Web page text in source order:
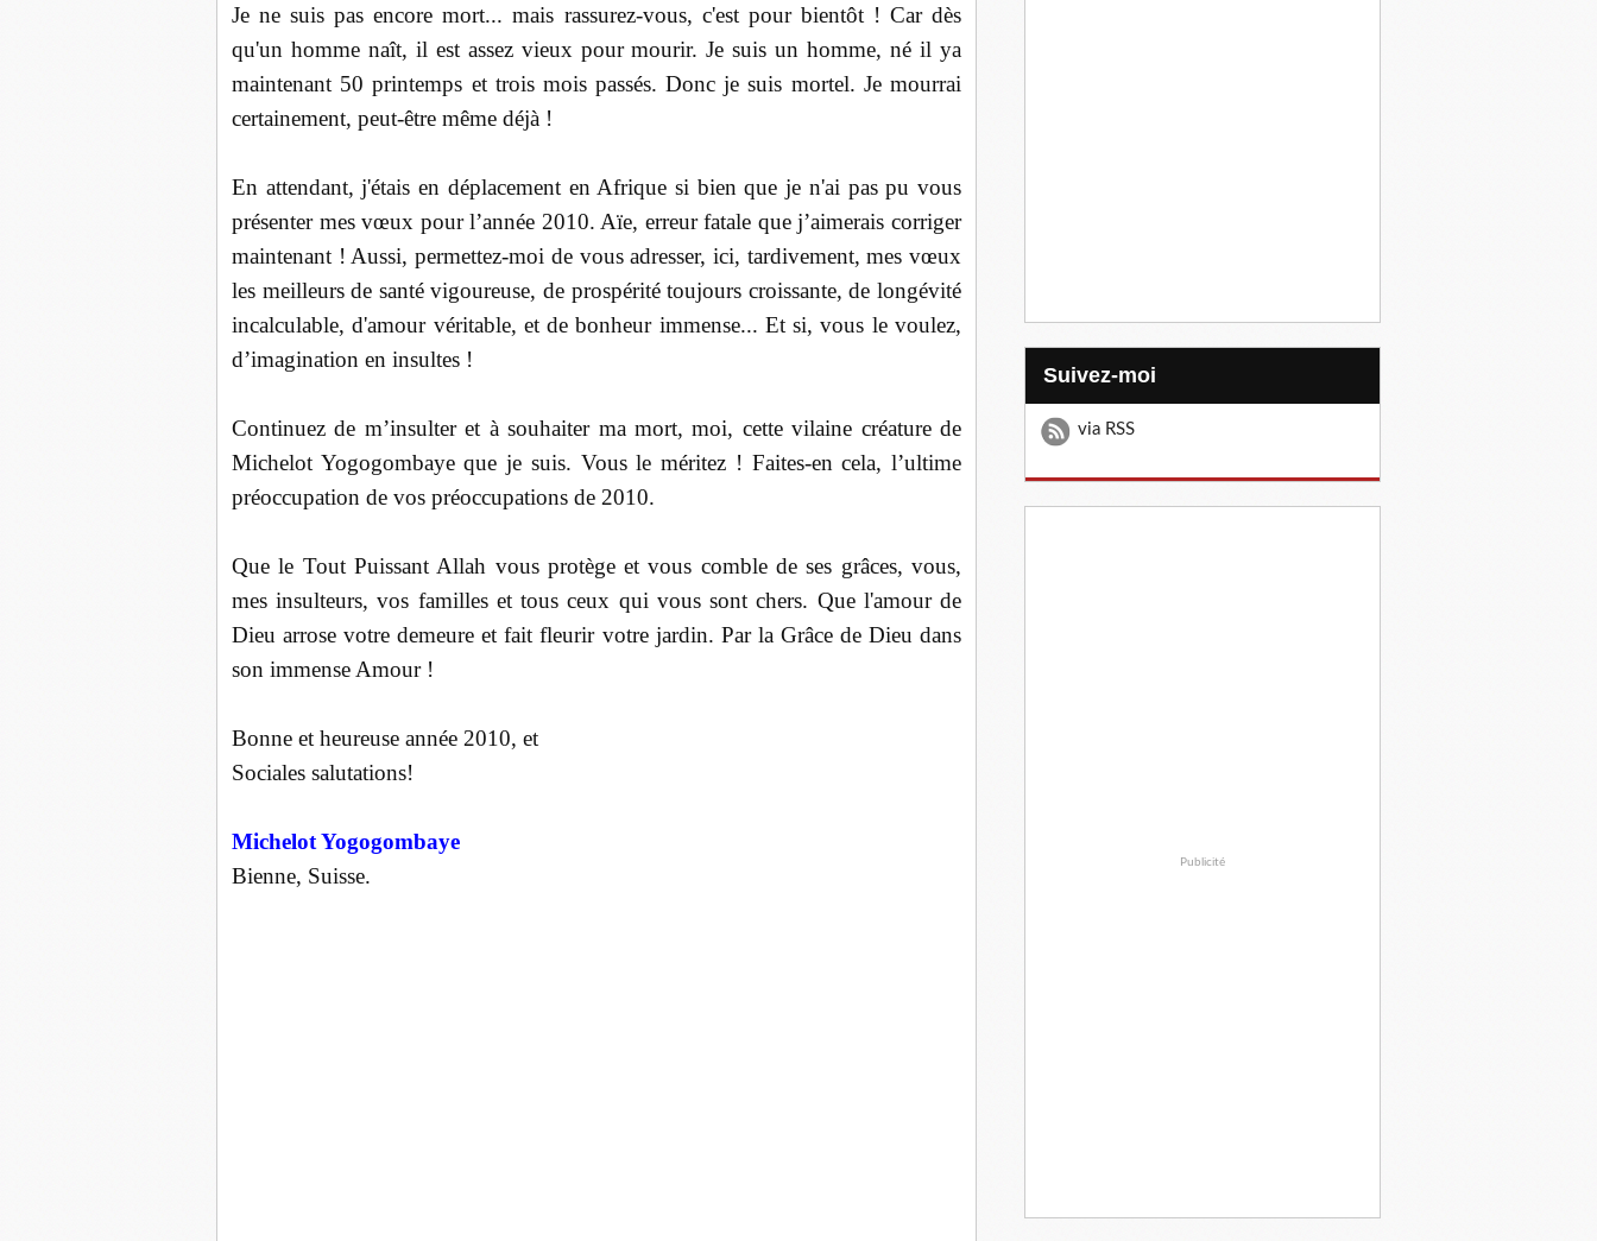
Je ne suis pas encore mort... mais rassurez-vous, c'est pour bientôt ! Car dès
qu'un homme naît, il est assez vieux pour mourir. Je suis un homme, né il ya
maintenant 50 printemps et trois mois passés. Donc je suis mortel. Je mourrai
certainement, peut-être même déjà !
En attendant, j'étais en déplacement en Afrique si bien que je n'ai pas pu vous
présenter mes vœux pour l’année 2010. Aïe, erreur fatale que j’aimerais corriger
maintenant ! Aussi, permettez-moi de vous adresser, ici, tardivement, mes vœux
les meilleurs de santé vigoureuse, de prospérité toujours croissante, de longévité
incalculable, d'amour véritable, et de bonheur immense... Et si, vous le voulez,
d’imagination en insultes !
Continuez de m’insulter et à souhaiter ma mort, moi, cette vilaine créature de
Michelot Yogogombaye que je suis. Vous le méritez ! Faites-en cela, l’ultime
préoccupation de vos préoccupations de 2010.
Que le Tout Puissant Allah vous protège et vous comble de ses grâces, vous,
mes insulteurs, vos familles et tous ceux qui vous sont chers. Que l'amour de
Dieu arrose votre demeure et fait fleurir votre jardin. Par la Grâce de Dieu dans
son immense Amour !
Bonne et heureuse année 2010, et
Sociales salutations!
Michelot Yogogombaye
Bienne, Suisse.
Suivez-moi
via RSS
Publicité